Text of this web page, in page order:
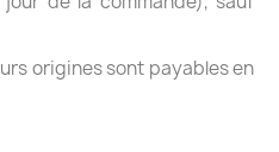
origines sont payables en